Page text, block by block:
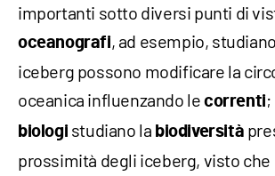
importanti sotto diversi punti di
oceanografi, ad esempio,
iceberg possono modificare la
oceanica influenzando lecorrenti
biologi studiano la biodiversità
prossimità degli iceberg, visto